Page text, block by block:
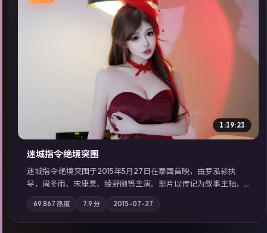
▶
1:19:21
迷城指令·绝境突围
迷城指令·绝境突围于2015年5月27日在泰国首映，由罗泓轸执
导，周冬雨、宋康昊、绫野刚等主演。影片以传记为叙事主轴，
记忆碎片重组后，主角发现自己从未活过“真实”的一天；摄影与
配乐强化地域气质；站内亦可通过「国产免费观看高清电视剧在
线看」延展检索同类型高分佳作，畅享高清在线追剧体验。
69,867 热度 7.9 分 2015-07-27